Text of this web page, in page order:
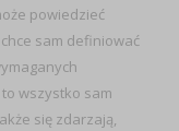
powiedzieć
sam definiować
wszystko sam
się zdarzają,